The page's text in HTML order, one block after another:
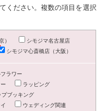
ください。複数の項目を選択
）
シモジマ名古屋店
シモジマ心斎橋店（大阪）
ラワー
ラッピング
プブッキング
ウェディング関連